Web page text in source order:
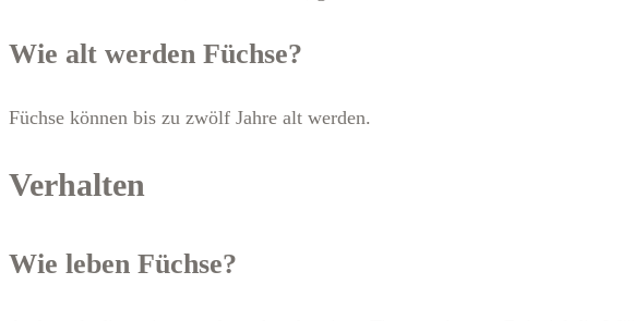
Wie alt werden Füchse?
Füchse können bis zu zwölf Jahre alt werden.
Verhalten
Wie leben Füchse?